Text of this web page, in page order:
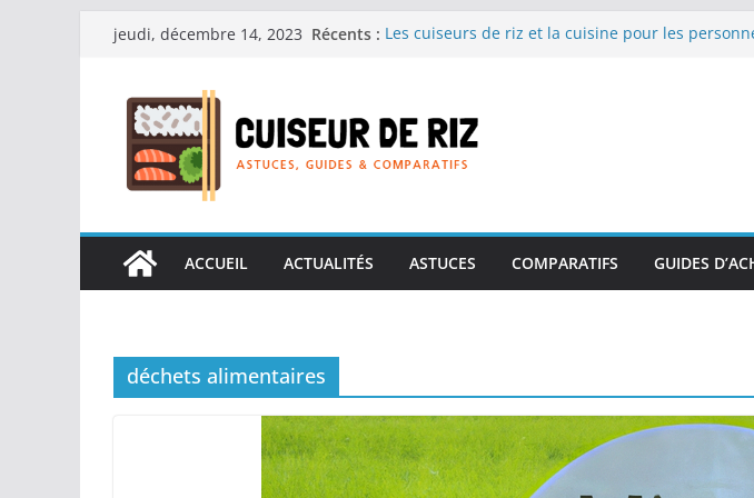
Passerjeudi, décembre 14, 2023 Récents : Les cuiseurs de riz et la cuisine pour les
Les cuiseurs de riz pour les familles nombreuses :
en grande quantité.
Les cuiseurs de riz et la préparation de plats pour
réconfortants.
ACCUEIL
ACTUALITÉS ASTUCES COMPARATIFS GUIDES
déchets alimentaires